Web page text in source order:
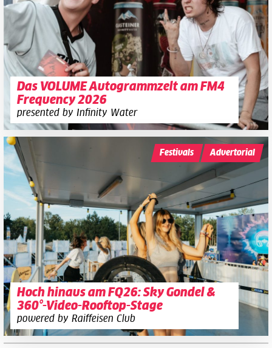
Das VOLUME Autogrammzelt am FM4
Frequency 2026
presented by Infinity Water
Hoch hinaus am FQ26: Sky Gondel &
360°-Video-Rooftop-Stage
powered by Raiffeisen Club
Festivals Advertorial